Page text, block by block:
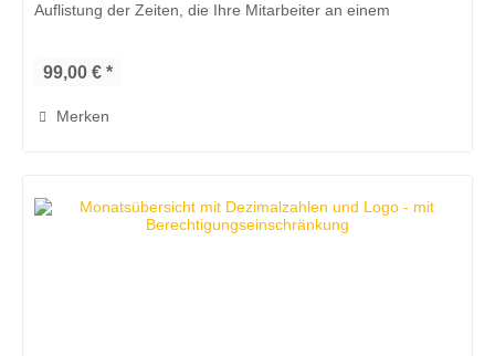
Auflistung der Zeiten, die Ihre Mitarbeiter an einem
99,00 € *
Merken